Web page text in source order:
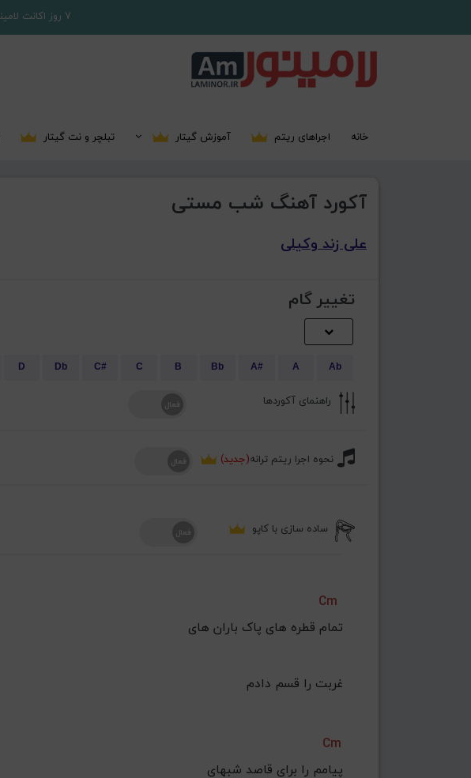
7 روز اکانت لامینور رایگان فقط با ثبت نام در سایت
خانه اجراهای ریتم آموزش گیتار تبلچر و نت گیتار
آکورد آهنگ شب مستی
علی زند وکیلی
تغییر گام
Ab
A
A#
Bb
B
C
C#
Db
D
راهنمای آکوردها
نحوه اجرا ریتم ترانه(جدید)
ساده سازی با کاپو
Cm
غربت را‌ قسم دادم
Cm